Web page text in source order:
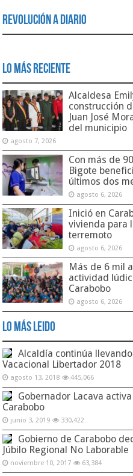
Revolución a Diario
Lo Más Reciente
Alcaldesa
construcción
Juan José
del municipio
agosto 7, 2026
Con más de
Bigote
últimos dos
agosto 6, 2026
Inició en
vivienda para
terremoto
agosto 6, 2026
Más de 6 mil
actividad
Carabobo
agosto 6, 2026
Lo Más Leido
Alcaldía continúa
Vacacional Libertador 2018
agosto 13, 2018 445,066
Gobernador Lacava
Carabobo
junio 3, 2019 330,422
Gobierno de Carabobo
Júbilo Regional No Laborable
noviembre 10, 2017 63,384